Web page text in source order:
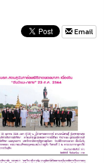
Email